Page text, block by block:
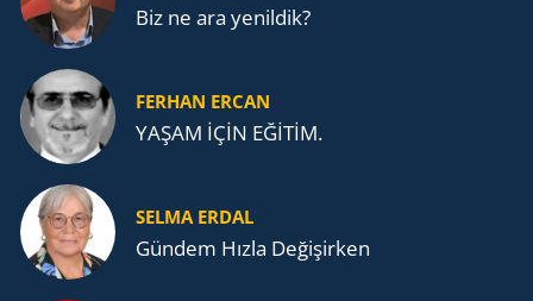
Biz ne ara yenildik?
FERHAN ERCAN
YAŞAM İÇİN EĞİTİM.
SELMA ERDAL
Gündem Hızla Değişirken